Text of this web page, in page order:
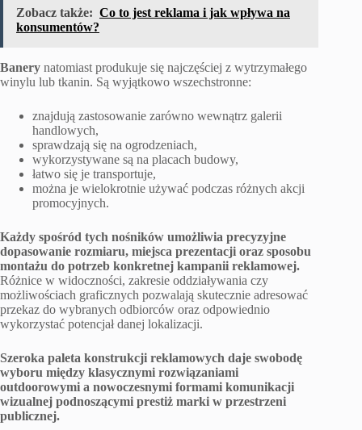
Zobacz także: Co to jest reklama i jak wpływa na
konsumentów?
Banery natomiast produkuje się najczęściej z wytrzymałego
winylu lub tkanin. Są wyjątkowo wszechstronne:
znajdują zastosowanie zarówno wewnątrz galerii
handlowych,
sprawdzają się na ogrodzeniach,
wykorzystywane są na placach budowy,
łatwo się je transportuje,
można je wielokrotnie używać podczas różnych akcji
promocyjnych.
Każdy spośród tych nośników umożliwia precyzyjne
dopasowanie rozmiaru, miejsca prezentacji oraz sposobu
montażu do potrzeb konkretnej kampanii reklamowej.
Różnice w widoczności, zakresie oddziaływania czy
możliwościach graficznych pozwalają skutecznie adresować
przekaz do wybranych odbiorców oraz odpowiednio
wykorzystać potencjał danej lokalizacji.
Szeroka paleta konstrukcji reklamowych daje swobodę
wyboru między klasycznymi rozwiązaniami
outdoorowymi a nowoczesnymi formami komunikacji
wizualnej podnoszącymi prestiż marki w przestrzeni
publicznej.